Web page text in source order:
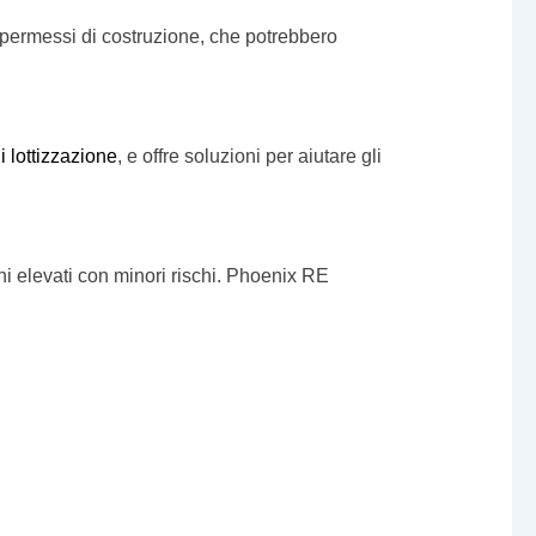
di costruzione, che potrebbero
lottizzazione, e offre soluzioni per aiutare gli
elevati con minori rischi. Phoenix RE